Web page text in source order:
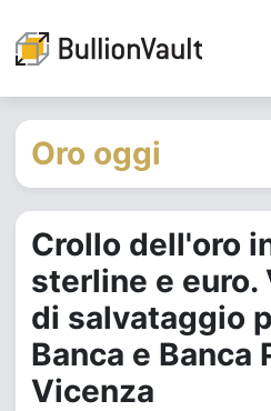
Oro oggi
Crollo dell'oro
sterline e euro.
di salvataggio
Banca e Banca
Vicenza